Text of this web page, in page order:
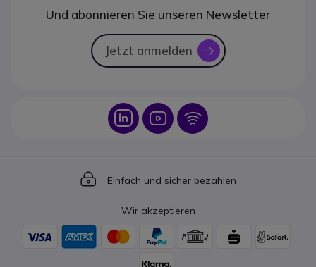
Und abonnieren Sie unseren Newsletter
Jetzt anmelden icon
Icon Icon Icon
Icon
Einfach und sicher bezahlen
Wir akzeptieren